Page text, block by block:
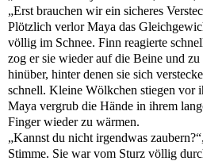
„Erst brauchen wir ein sicheres
Plötzlich verlor Maya das
völlig im Schnee. Finn reagierte
zog er sie wieder auf die Beine und
hinüber, hinter denen sie sich
schnell. Kleine Wölkchen stiegen vor
Maya vergrub die Hände in ihrem
Finger wieder zu wärmen.
„Kannst du nicht irgendwas
Stimme. Sie war vom Sturz völlig